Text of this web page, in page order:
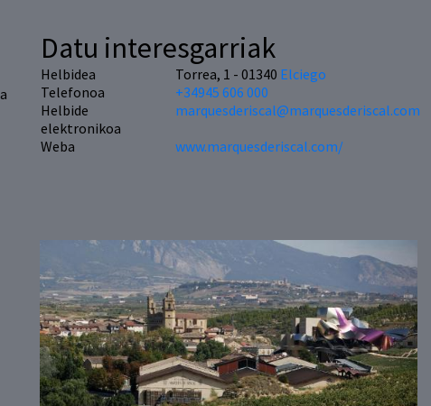
Datu interesgarriak
Helbidea Torrea, 1 - 01340 Elciego
Telefonoa
+34945 606 000
Helbide
elektronikoa
marquesderiscal@marquesderiscal.com
Weba
www.marquesderiscal.com/